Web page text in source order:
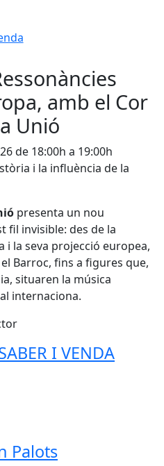
amb el Cor
Unió
de 18:00h a 19:00h
i la influència de la
presenta un nou
fil invisible: des de la
i la seva projecció europea,
Barroc, fins a figures que,
situaren la música
internaciona.
I VENDA
Palots